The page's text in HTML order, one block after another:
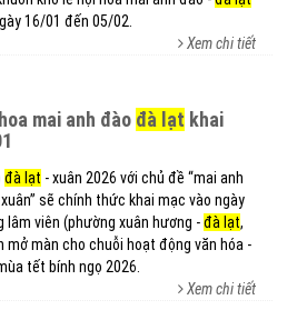
16/01 đến 05/02.
Xem chi tiết
mai anh đào đà lạt khai
đà lạt - xuân 2026 với chủ đề “mai anh
sẽ chính thức khai mạc vào ngày
viên (phường xuân hương -đà lạt,
mở màn cho chuỗi hoạt động văn hóa -
tết bính ngọ 2026.
Xem chi tiết